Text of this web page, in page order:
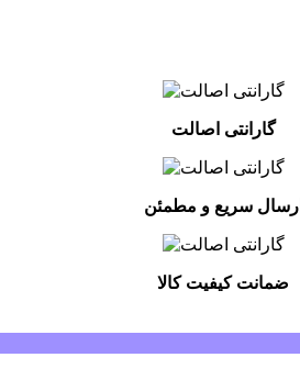
گارانتی اصالت
ارسال سریع و مطمئن
ضمانت کیفیت کالا